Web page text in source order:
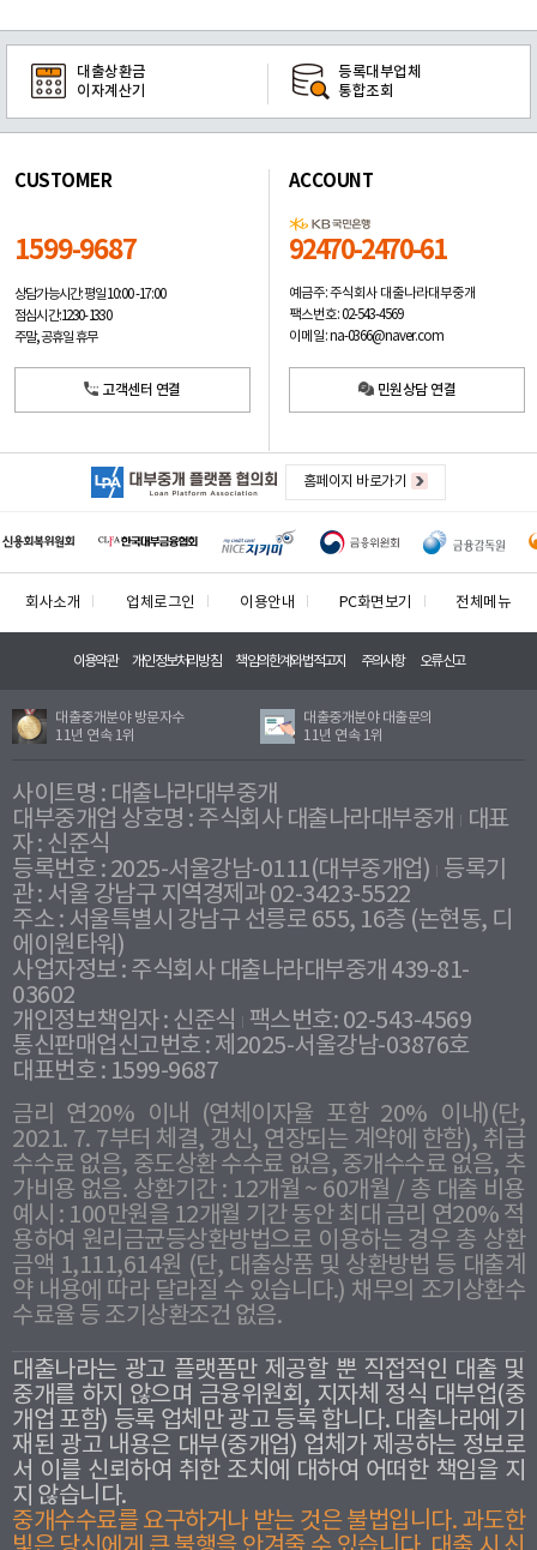
대출상환금
이자계산기
등록대부업체
통합조회
CUSTOMER
1599-9687
상담가능시간: 평일10:00 -17:00
점심시간: 12:30 - 13:30
주말, 공휴일 휴무
고객센터 연결
ACCOUNT
92470-2470-61
예금주: 주식회사 대출나라대부중개
팩스번호: 02-543-4569
이메일: na-0366@naver.com
민원상담 연결
홈페이지 바로가기
회사소개 업체로그인 이용안내 PC화면보기 전체메뉴
이용약관 개인정보처리방침 책임의한계와법적고지 주의사항 오류신고
대출중개분야 방문자수
11년 연속 1위
대출중개분야 대출문의
11년 연속 1위
사이트명 : 대출나라대부중개
대부중개업 상호명 : 주식회사 대출나라대부중개
대표
자 : 신준식
등록번호 : 2025-서울강남-0111(대부중개업) 등록기
관 : 서울 강남구 지역경제과 02-3423-5522
주소 : 서울특별시 강남구 선릉로 655, 16층 (논현동, 디
에이원타워)
사업자정보 : 주식회사 대출나라대부중개 439-81-
03602
개인정보책임자 : 신준식
팩스번호: 02-543-4569
통신판매업신고번호 : 제2025-서울강남-03876호
대표번호 : 1599-9687
금리 연20% 이내 (연체이자율 포함 20% 이내)(단,
2021. 7. 7부터 체결, 갱신, 연장되는 계약에 한함), 취급
수수료 없음, 중도상환 수수료 없음, 중개수수료 없음, 추
가비용 없음. 상환기간 : 12개월 ~ 60개월 / 총 대출 비용
예시 : 100만원을 12개월 기간 동안 최대 금리 연20% 적
용하여 원리금균등상환방법으로 이용하는 경우 총 상환
금액 1,111,614원 (단, 대출상품 및 상환방법 등 대출계
약 내용에 따라 달라질 수 있습니다.) 채무의 조기상환수
수료율 등 조기상환조건 없음.
대출나라는 광고 플랫폼만 제공할 뿐 직접적인 대출 및
중개를 하지 않으며 금융위원회, 지자체 정식 대부업(중
개업 포함) 등록 업체만 광고 등록 합니다. 대출나라에 기
재된 광고 내용은 대부(중개업) 업체가 제공하는 정보로
서 이를 신뢰하여 취한 조치에 대하여 어떠한 책임을 지
지 않습니다.
중개수수료를 요구하거나 받는 것은 불법입니다. 과도한